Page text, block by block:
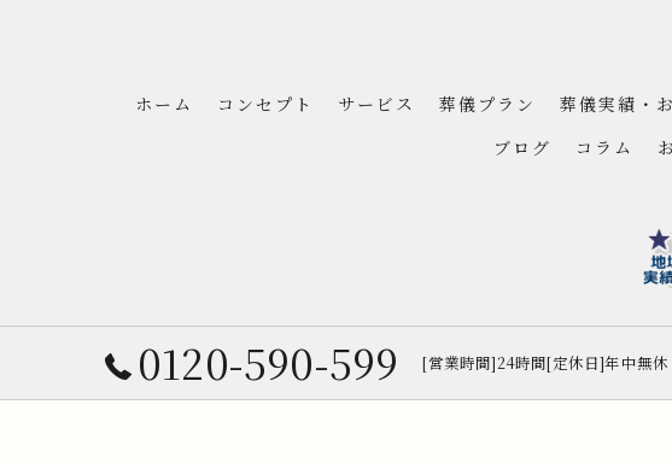
0120-590-599 [営業時間]24時間[定休日]年中無休
ホーム コンセプト サービス 葬儀プラン 葬儀実績・
ブログ
コラム
© 2026 埼玉県坂戸市の葬